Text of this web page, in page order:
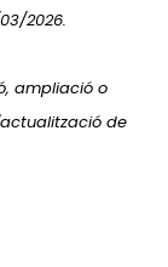
2026.
ampliació o
de